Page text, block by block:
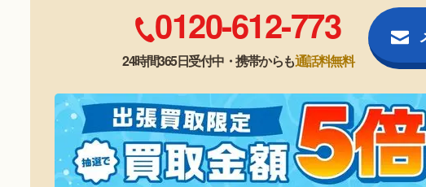
0120-612-773
24時間365日受付中・携帯からも通話料無料